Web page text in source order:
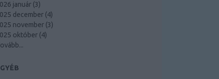
január (3)
december (4)
november (3)
október (4)
...